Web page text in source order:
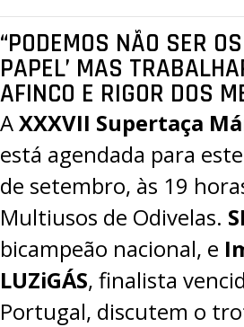
“PODEMOS NÃO SER
PAPEL’ MAS
AFINCO E RIGOR DOS
AXXXVII Supertaça
está agendada para
de setembro, às 19
Multiusos de Odivelas.
bicampeão nacional, e
LUZiGÁS, finalista
Portugal, discutem o